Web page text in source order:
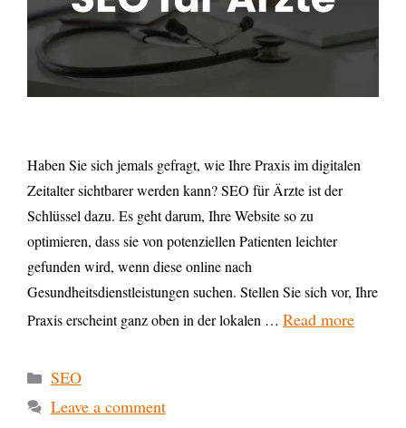
Haben Sie sich jemals gefragt, wie Ihre Praxis im digitalen
Zeitalter sichtbarer werden kann? SEO für Ärzte ist der
Schlüssel dazu. Es geht darum, Ihre Website so zu
optimieren, dass sie von potenziellen Patienten leichter
gefunden wird, wenn diese online nach
Gesundheitsdienstleistungen suchen. Stellen Sie sich vor, Ihre
Praxis erscheint ganz oben in der lokalen … Read more
SEO
Leave a comment